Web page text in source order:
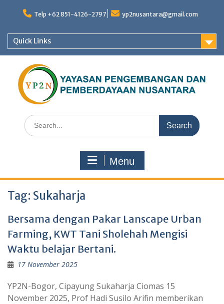
Telp +62 851-4126-2797 yp2nusantara@gmail.com
Quick Links
Search
for:
Menu
Tag: Sukaharja
Bersama dengan Pakar Lanscape Urban
Farming, KWT Tani Sholehah Mengisi
Waktu belajar Bertani.
17 November 2025
YP2N-Bogor, Cipayung Sukaharja Ciomas 15
November 2025, Prof Hadi Susilo Arifin memberikan